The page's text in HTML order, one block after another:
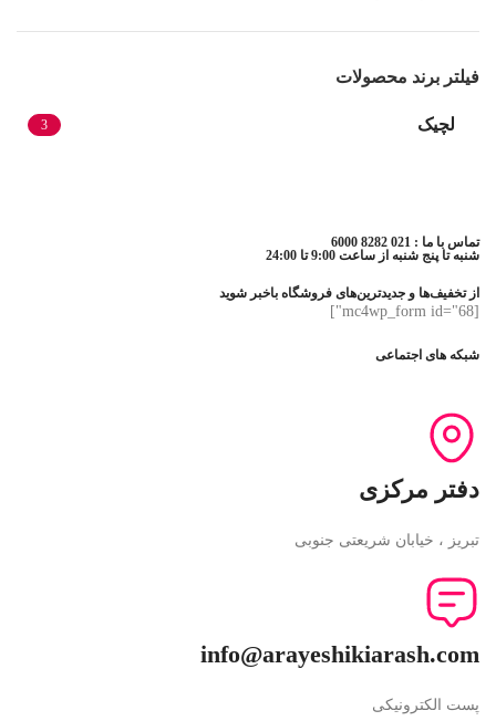
فیلتر برند محصولات
لچیک 3
تماس با ما : 021 8282 6000
شنبه تا پنج شنبه از ساعت 9:00 تا 24:00
از تخفیف‌ها و جدیدترین‌های فروشگاه باخبر شوید
[mc4wp_form id="68"]
شبکه های اجتماعی
دفتر مرکزی
تبریز ، خیابان شریعتی جنوبی
info@arayeshikiarash.com
پست الکترونیکی